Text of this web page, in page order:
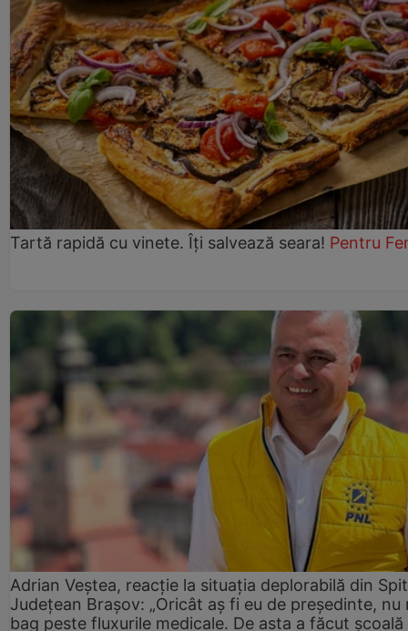
Tartă rapidă cu vinete. Îți salvează seara! Pentru
Adrian Veștea, reacție la situația deplorabilă din
Județean Brașov: „Oricât aș fi eu de președinte, nu
bag peste fluxurile medicale. De asta a făcut școală